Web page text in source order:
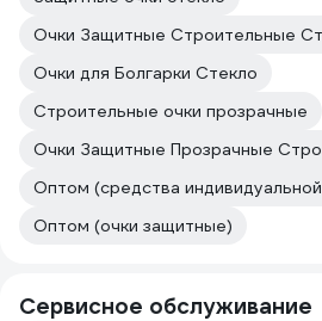
Очки Защитные Строительные
Очки для Болгарки Стекло
Строительные очки прозрачные
Очки Защитные Прозрачные
Оптом (средства
Оптом (очки защитные)
Сервисное обслуживание